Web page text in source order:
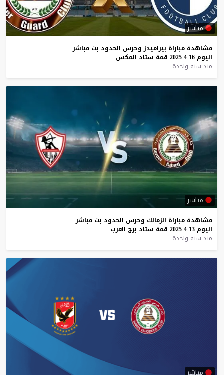
مباشر
مشاهدة مباراة بيراميدز وحرس الحدود بث مباشر
اليوم 16-4-2025 قمة ستاد المكس
منذ سنة واحدة
مباشر
مشاهدة مباراة الزمالك وحرس الحدود بث مباشر
اليوم 13-4-2025 قمة ستاد برج العرب
منذ سنة واحدة
مباشر